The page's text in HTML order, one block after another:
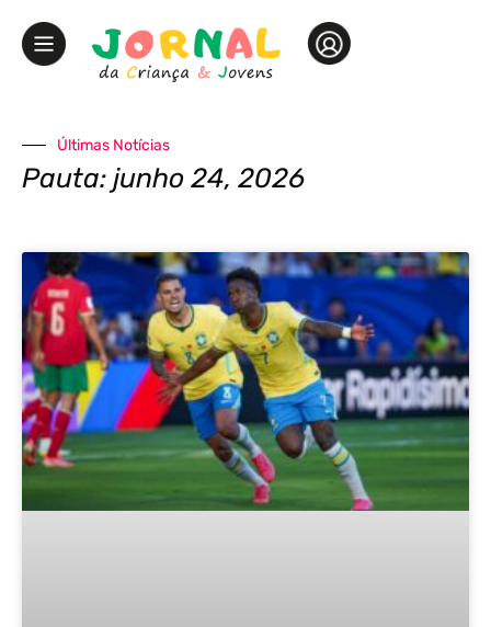
Últimas Notícias
Pauta: junho 24, 2026